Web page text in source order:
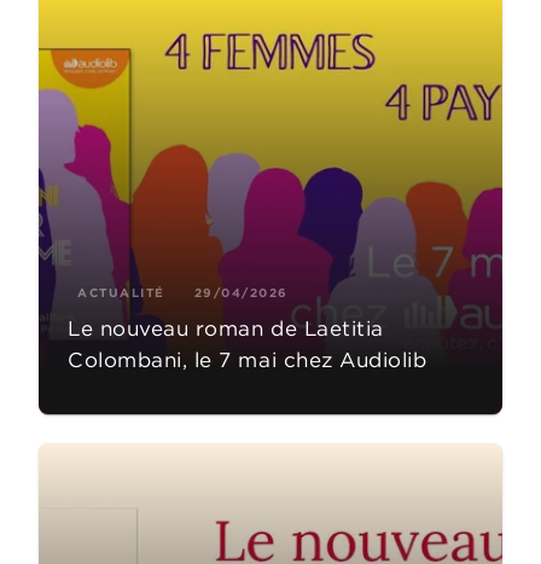
ACTUALITÉ 29/04/2026
Le nouveau roman de Laetitia
Colombani, le 7 mai chez Audiolib